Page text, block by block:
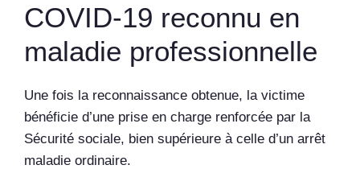
COVID-19 reconnu en
maladie professionnelle
Une fois la reconnaissance obtenue, la victime
bénéficie d’une prise en charge renforcée par la
Sécurité sociale, bien supérieure à celle d’un arrêt
maladie ordinaire.